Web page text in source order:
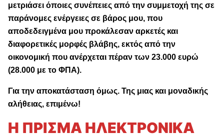
μετριάσει όποιες συνέπειες από την συμμετοχή της σε
παράνομες ενέργειες σε βάρος μου, που
αποδεδειγμένα μου προκάλεσαν αρκετές και
διαφορετικές μορφές βλάβης, εκτός από την
οικονομική που ανέρχεται πέραν των 23.000 ευρώ
(28.000 με το ΦΠΑ).
Για την αποκατάσταση όμως. Της μιας και μοναδικής
αλήθειας, επιμένω!
Η ΠΡΙΣΜΑ ΗΛΕΚΤΡΟΝΙΚΑ